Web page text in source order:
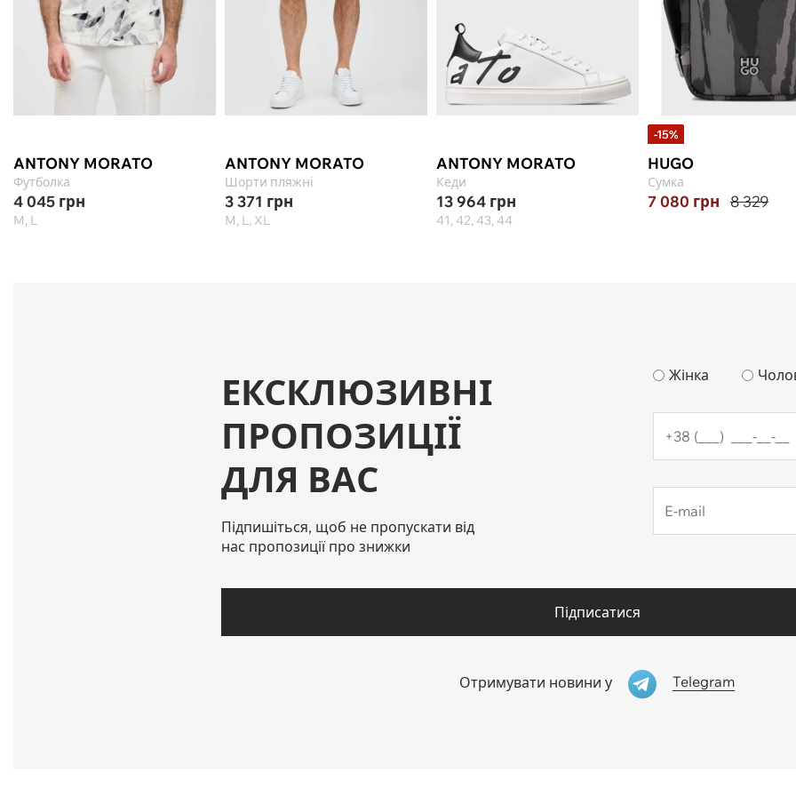
ANTONY MORATO
Футболка
4 045 грн
M, L
ANTONY MORATO
Шорти пляжні
3 371 грн
M, L, XL
ANTONY MORATO
Кеди
13 964 грн
41, 42, 43, 44
-15%
HUGO
Сумка
7 080 грн 8 329
ЕКСКЛЮЗИВНІ
ПРОПОЗИЦІЇ
ДЛЯ ВАС
Підпишіться, щоб не пропускати від
нас пропозиції про знижки
Жінка
Підписатися
Отримувати новини у Telegram